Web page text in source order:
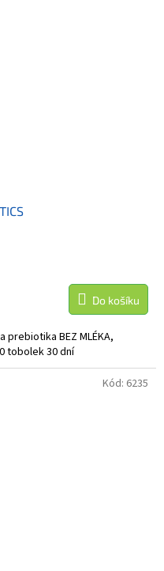
Do košíku
prebiotika BEZ MLÉKA,
tobolek 30 dní
Kód: 6235